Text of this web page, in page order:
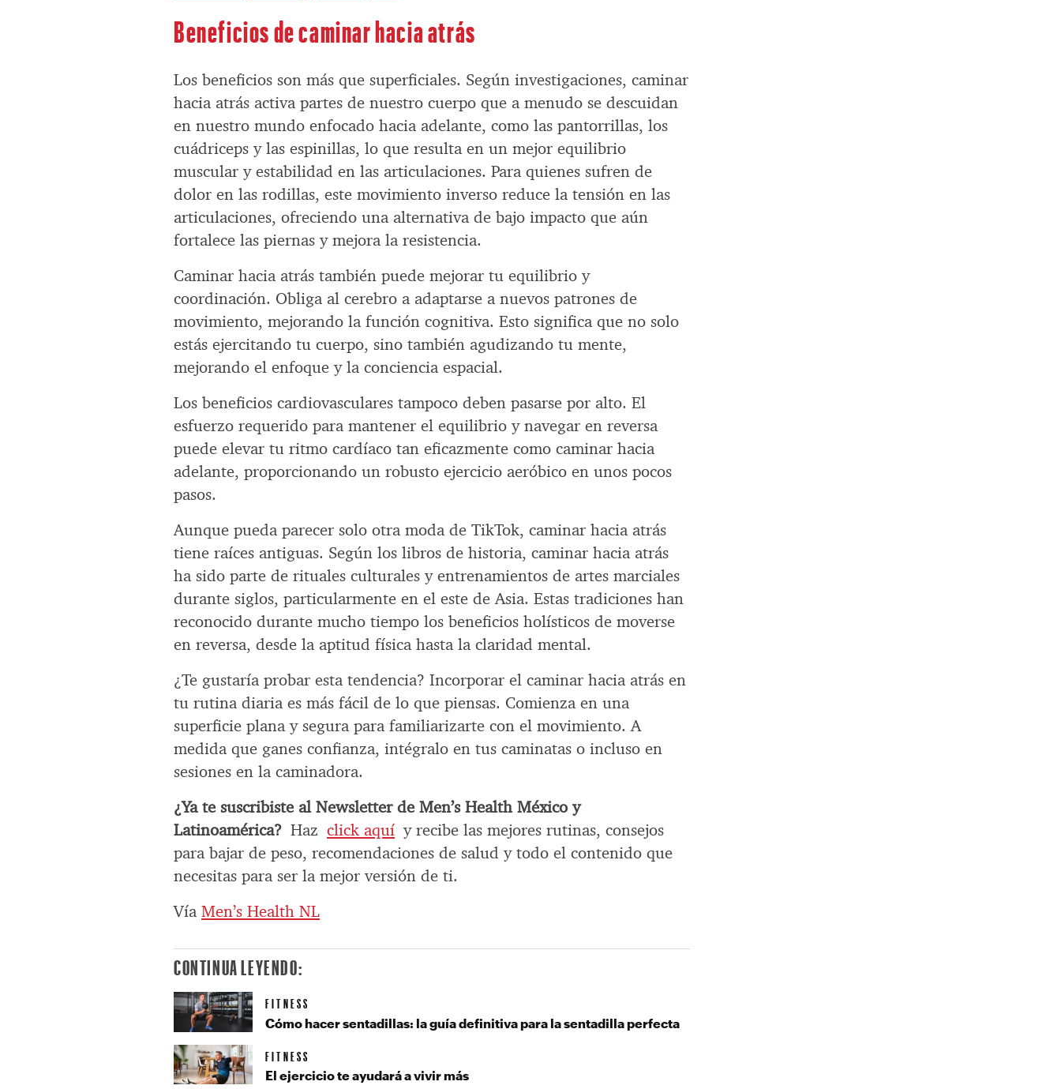
Beneficios de caminar hacia atrás
Los beneficios son más que superficiales. Según investigaciones, caminar
hacia atrás activa partes de nuestro cuerpo que a menudo se descuidan
en nuestro mundo enfocado hacia adelante, como las pantorrillas, los
cuádriceps y las espinillas, lo que resulta en un mejor equilibrio
muscular y estabilidad en las articulaciones. Para quienes sufren de
dolor en las rodillas, este movimiento inverso reduce la tensión en las
articulaciones, ofreciendo una alternativa de bajo impacto que aún
fortalece las piernas y mejora la resistencia.
Caminar hacia atrás también puede mejorar tu equilibrio y
coordinación. Obliga al cerebro a adaptarse a nuevos patrones de
movimiento, mejorando la función cognitiva. Esto significa que no solo
estás ejercitando tu cuerpo, sino también agudizando tu mente,
mejorando el enfoque y la conciencia espacial.
Los beneficios cardiovasculares tampoco deben pasarse por alto. El
esfuerzo requerido para mantener el equilibrio y navegar en reversa
puede elevar tu ritmo cardíaco tan eficazmente como caminar hacia
adelante, proporcionando un robusto ejercicio aeróbico en unos pocos
pasos.
Aunque pueda parecer solo otra moda de TikTok, caminar hacia atrás
tiene raíces antiguas. Según los libros de historia, caminar hacia atrás
ha sido parte de rituales culturales y entrenamientos de artes marciales
durante siglos, particularmente en el este de Asia. Estas tradiciones han
reconocido durante mucho tiempo los beneficios holísticos de moverse
en reversa, desde la aptitud física hasta la claridad mental.
¿Te gustaría probar esta tendencia? Incorporar el caminar hacia atrás en
tu rutina diaria es más fácil de lo que piensas. Comienza en una
superficie plana y segura para familiarizarte con el movimiento. A
medida que ganes confianza, intégralo en tus caminatas o incluso en
sesiones en la caminadora.
¿Ya te suscribiste al Newsletter de Men’s Health México y
Latinoamérica? Hazclick aquí y recibe las mejores rutinas, consejos
para bajar de peso, recomendaciones de salud y todo el contenido que
necesitas para ser la mejor versión de ti.
VíaMen’s Health NL
CONTINUA LEYENDO:
FITNESS
Cómo hacer sentadillas: la guía definitiva para la sentadilla perfecta
FITNESS
El ejercicio te ayudará a vivir más